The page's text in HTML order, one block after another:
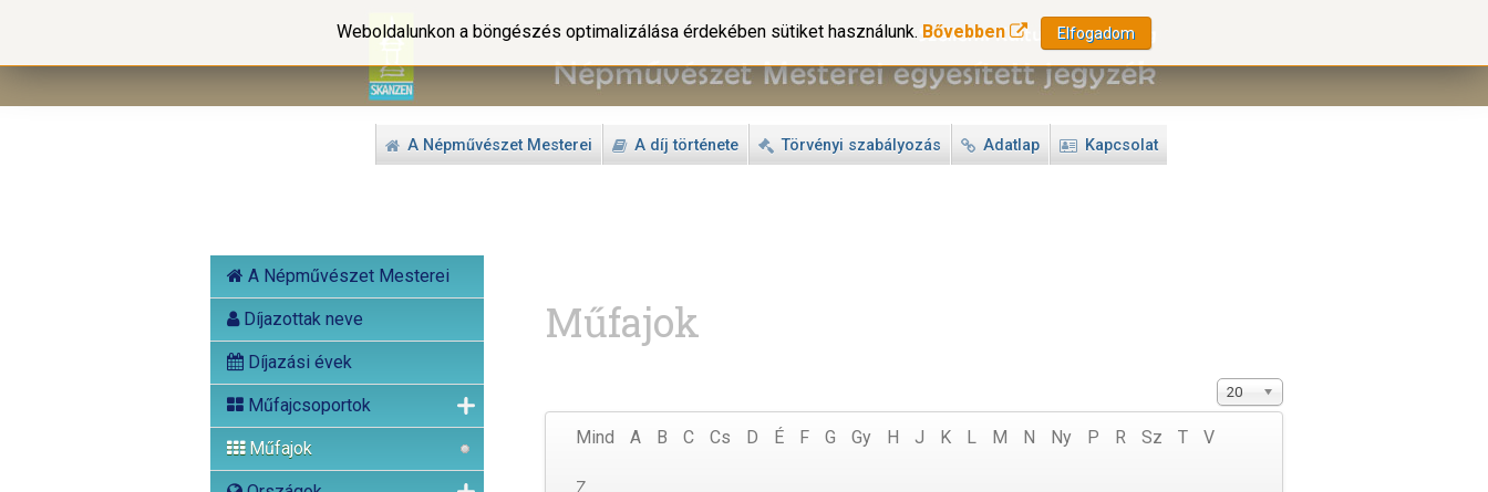
A Népművészet Mesterei A díj története Törvényi szabályozás Adatlap Kapcsolat
A Népművészet Mesterei
Díjazottak neve
Díjazási évek
Műfajcsoportok
Műfajok
Weboldalunkon a böngészés optimalizálása érdekében sütiket használunk. Bővebben Elfogadom
Műfajok
20
Mind A B C Cs D É F G Gy H J K L M N Ny P R Sz T V